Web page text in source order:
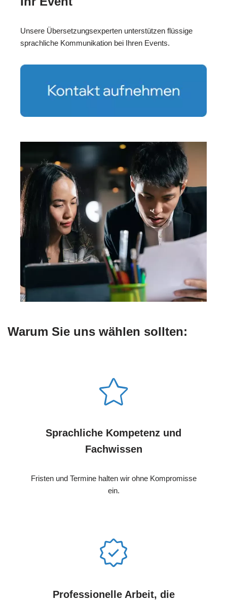
Unsere Übersetzungsexperten unterstützen flüssige
sprachliche Kommunikation bei Ihren Events.
Warum Sie uns wählen sollten:
Sprachliche Kompetenz und
Fachwissen
Fristen und Termine halten wir ohne Kompromisse
ein.
Professionelle Arbeit, die